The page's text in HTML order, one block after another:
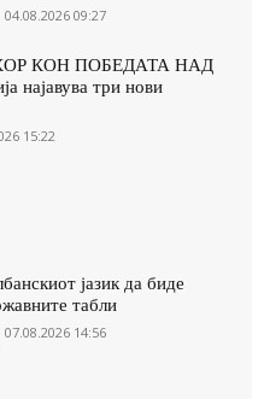
04.08.2026 09:27
КОН ПОБЕДАТА НАД
најавува три нови
15:22
јазик да биде
табли
07.08.2026 14:56